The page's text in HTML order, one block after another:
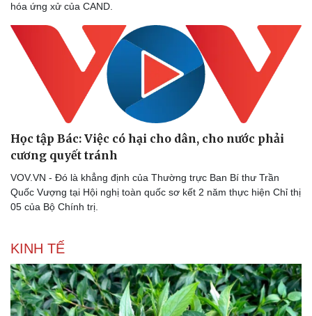
hóa ứng xử của CAND.
Học tập Bác: Việc có hại cho dân, cho nước phải
cương quyết tránh
VOV.VN - Đó là khẳng định của Thường trực Ban Bí thư Trần
Quốc Vượng tại Hội nghị toàn quốc sơ kết 2 năm thực hiện Chỉ thị
05 của Bộ Chính trị.
KINH TẾ